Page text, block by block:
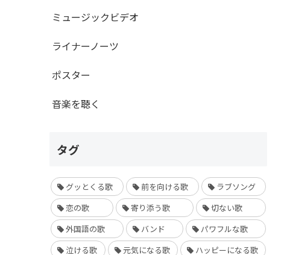
ミュージックビデオ
ライナーノーツ
ポスター
音楽を聴く
タグ
グッとくる歌 前を向ける歌
ラブソング
恋の歌
寄り添う歌
切ない歌
外国語の歌
バンド
パワフルな歌
泣ける歌
元気になる歌
ハッピーになる歌